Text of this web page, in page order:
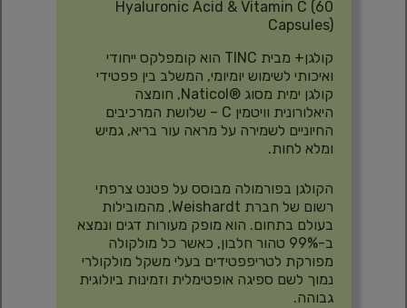
Hyaluronic Acid & Vitamin C (60
Capsules)
קולגן+ מבית TINC הוא קומפלקס ייחודי
ואיכותי לשימוש יומיומי, המשלב בין פפטידי
קולגן ימית מסוג ®Naticol, חומצה
היאלורונית וויטמין C – שלושת המרכיבים
החיוניים לשמירה על מראה עור בריא, גמיש
ומלא לחות.
הקולגן בפורמולה מבוסס על פטנט צרפתי
רשום של חברת Weishardt, מהמובילות
בעולם בתחום. הוא מופק מעורות דגים ונמצא
ב-99% טהור חלבון, כאשר כל מולקולה
מפורקת לטריפפטידים בעלי משקל מולקולרי
נמוך לשם ספיגה אופטימלית וזמינות ביולוגית
גבוהה.